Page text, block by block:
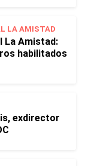
LA AMISTAD
La Amistad:
habilitados
exdirector